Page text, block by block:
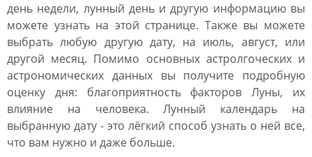
день недели, лунный день и другую информацию вы
можете узнать на этой странице. Также вы можете
выбрать любую другую дату, на июль, август, или
другой месяц. Помимо основных астролгоческих и
астрономических данных вы получите подробную
оценку дня: благоприятность факторов Луны, их
влияние на человека. Лунный календарь на
выбранную дату - это лёгкий способ узнать о ней все,
что вам нужно и даже больше.